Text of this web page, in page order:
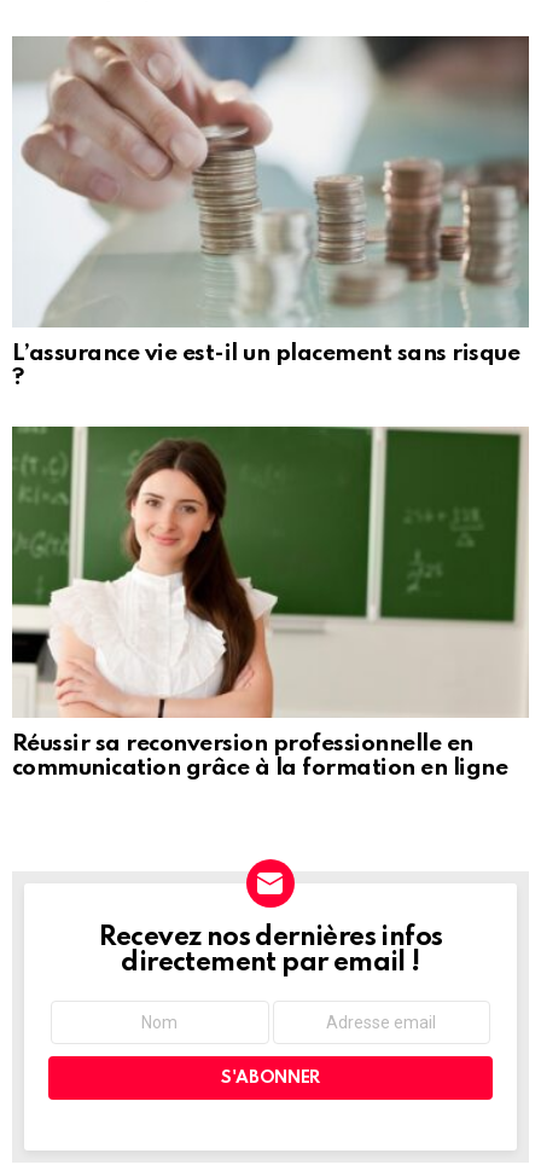
L’assurance vie est-il un placement sans risque
?
Réussir sa reconversion professionnelle en
communication grâce à la formation en ligne
NEWSLETTER
Recevez nos dernières infos
directement par email !